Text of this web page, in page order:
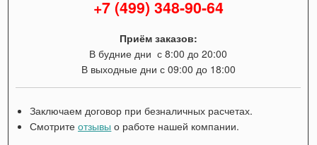
+7 (499) 348-90-64
Приём заказов:
В будние дни с 8:00 до 20:00
В выходные дни с 09:00 до 18:00
Заключаем договор при безналичных расчетах.
Смотритеотзывы о работе нашей компании.